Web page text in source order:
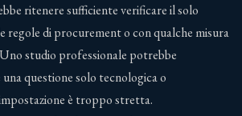
ritenere sufficiente verificare il solo
regole di procurement o con qualche misura
studio professionale potrebbe
questione solo tecnologica o
è troppo stretta.